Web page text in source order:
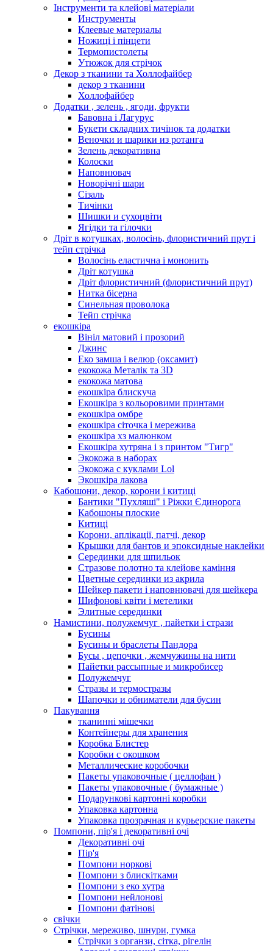
Інструменти та клейові матеріали
Инструменты
Клеевые материалы
Ножиці і пінцети
Термопистолеты
Утюжок для стрічок
Декор з тканини та Холлофайбер
декор з тканини
Холлофайбер
Додатки , зелень , ягоди, фрукти
Бавовна і Лагурус
Букети складних тичінок та додатки
Веночки и шарики из ротанга
Зелень декоративна
Колоски
Наповнювач
Новорічні шари
Сізаль
Тичінки
Шишки и сухоцвіти
Ягідки та гілочки
Дріт в котушках, волосінь, флористичний прут і
тейп стрічка
Волосінь еластична і мононить
Дріт котушка
Дріт флористичний (флористичний прут)
Нитка бісерна
Синельная проволока
Тейп стрічка
екошкіра
Вініл матовий і прозорий
Джинс
Еко замша і велюр (оксамит)
екокожа Металік та 3D
екокожа матова
екошкіра блискуча
Екошкіра з кольоровими принтами
екошкіра омбре
екошкіра сіточка і мережива
екошкіра хз малюнком
Екошкіра хутряна і з принтом "Тигр"
Экокожа в наборах
Экокожа с куклами Lol
Экошкiра лакова
Кабошони, декор, корони і китиці
Бантики "Пухляші" і Ріжки Єдинорога
Кабошоны плоские
Китиці
Корони, аплікації, патчі, декор
Крышки для бантов и эпоксидные наклейки
Серединки для шпильок
Стразове полотно та клейове каміння
Цветные серединки из акрила
Шейкер пакети і наповнювачі для шейкера
Шифонові квіти і метелики
Элитные серединки
Намистини, полужемчуг , пайетки і стрази
Бусины
Бусины и браслеты Пандора
Бусы , цепочки , жемчужины на нити
Пайетки рассыпные и микробисер
Полужемчуг
Стразы и термостразы
Шапочки и обниматели для бусин
Пакування
тканинні мішечки
Контейнеры для хранения
Коробка Блистер
Коробки с окошком
Металлические коробочки
Пакеты упаковочные ( целлофан )
Пакеты упаковочные ( бумажные )
Подарункові картонні коробки
Упаковка картонна
Упаковка прозрачная и курьерские пакеты
Помпони, пір'я і декоративні очі
Декоративні очі
Пір'я
Помпони норкові
Помпони з блискітками
Помпони з еко хутра
Помпони нейлонові
Помпони фатінові
свічки
Стрічки, мереживо, шнури, гумка
Стрічки з органзи, сітка, рігелін